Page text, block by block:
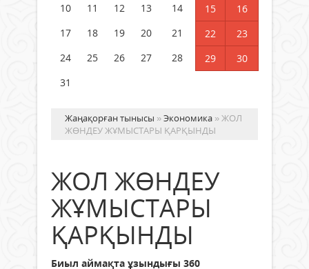
10
11 12 13 14 15
16
17
18 19 20 21 22
23
24
25 26 27 28 29
30
31
Жаңақорған тынысы »Экономика » ЖОЛ
ЖӨНДЕУ ЖҰМЫСТАРЫ ҚАРҚЫНДЫ
ЖОЛ ЖӨНДЕУ
ЖҰМЫСТАРЫ
ҚАРҚЫНДЫ
Биыл аймақта ұзындығы 360